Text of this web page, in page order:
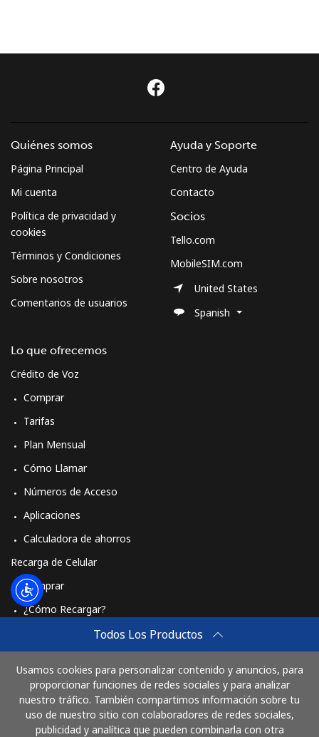
Todos Los Productos
Usamos cookies para personalizar contenido y anuncios, para
proporcionar funciones de redes sociales y para analizar
nuestro tráfico. También compartimos información sobre tu
uso de nuestro sitio con colaboradores de redes sociales,
publicidad y analítica que pueden combinarla con otra
Quiénes somos
Página Principal
Mi cuenta
Política de privacidad y
cookies
Términos y Condiciones
Sobre nosotros
Comentarios de usuarios
Lo que ofrecemos
Crédito de Voz
Comprar
Tarifas
Plan Mensual
Cómo Llamar
Números de Acceso
Aplicaciones
Calculadora de ahorros
Recarga de Celular
Comprar
¿Cómo Recargar?
Comprar
Cómo funciona
Ayuda y Soporte
Centro de Ayuda
Contacto
Socios
Tello.com
MobileSIM.com
United States
Spanish
Paga con